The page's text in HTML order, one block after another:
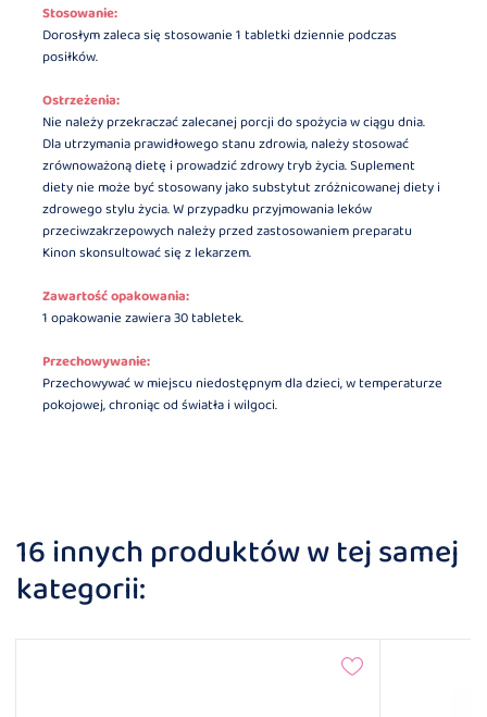
Stosowanie:
Dorosłym zaleca się stosowanie 1 tabletki dziennie podczas
posiłków.
Ostrzeżenia:
Nie należy przekraczać zalecanej porcji do spożycia w ciągu dnia.
Dla utrzymania prawidłowego stanu zdrowia, należy stosować
zrównoważoną dietę i prowadzić zdrowy tryb życia. Suplement
diety nie może być stosowany jako substytut zróżnicowanej diety i
zdrowego stylu życia. W przypadku przyjmowania leków
przeciwzakrzepowych należy przed zastosowaniem preparatu
Kinon skonsultować się z lekarzem.
Zawartość opakowania:
1 opakowanie zawiera 30 tabletek.
Przechowywanie:
Przechowywać w miejscu niedostępnym dla dzieci, w temperaturze
pokojowej, chroniąc od światła i wilgoci.
16 innych produktów w tej samej
kategorii: